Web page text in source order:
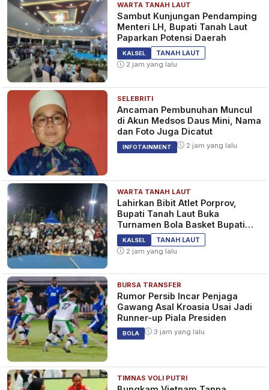
WARTA TANAH LAUT
Sambut Kunjungan Pendamping
Menteri LH, Bupati Tanah Laut
Paparkan Potensi Daerah
KALSEL
TANAH LAUT
2 jam yang lalu
SELEBRITI
Ancaman Pembunuhan Muncul
di Akun Medsos Daus Mini, Nama
dan Foto Juga Dicatut
INFOTAINMENT 2 jam yang lalu
WARTA TANAH LAUT
Lahirkan Bibit Atlet Porprov,
Bupati Tanah Laut Buka
Turnamen Bola Basket Bupati
Cup 2026
KALSEL
TANAH LAUT
2 jam yang lalu
BURSA TRANSFER
Rumor Persib Incar Penjaga
Gawang Asal Kroasia Usai Jadi
Runner-up Piala Presiden
BOLA 3 jam yang lalu
TIMNAS VOLI PUTRI